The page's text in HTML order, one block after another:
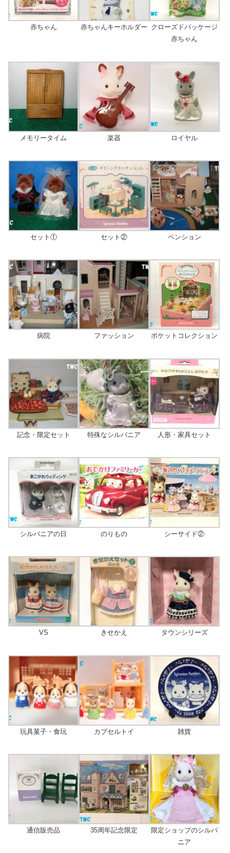
赤ちゃん 赤ちゃんキーホルダー クローズドパッケージ
赤ちゃん
メモリータイム 楽器 ロイヤル
セット① セット② ペンション
病院 ファッション ポケットコレクション
記念・限定セット 特殊なシルバニア 人形・家具セット
シルバニアの日 のりもの シーサイド②
VS きせかえ タウンシリーズ
玩具菓子・食玩 カプセルトイ 雑貨
通信販売品 35周年記念限定
限定ショップのシルバ
ニア